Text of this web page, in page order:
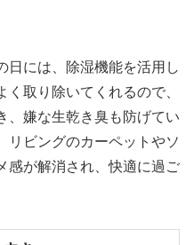
日には、除湿機能を活用し
取り除いてくれるので、
、嫌な生乾き臭も防げてい
リビングのカーペットやソ
感が解消され、快適に過ご